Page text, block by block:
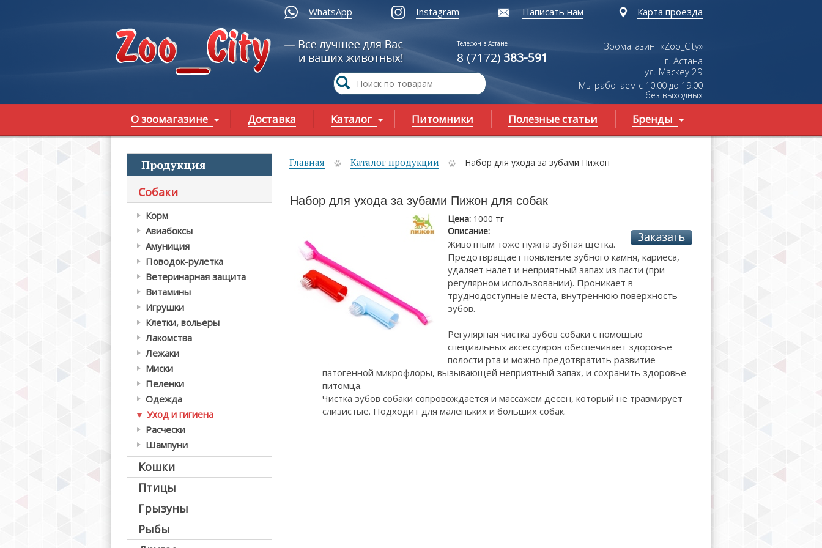
WhatsApp Instagram Написать нам Карта проезда
Телефон в Астане
8 (7172) 383-591
Зоомагазин «Zoo_City»
г. Астана
ул. Маскеу29
Мы работаем с 10:00 до 19:00
без выходных
О зоомагазине Доставка Каталог Питомники Полезные статьи Бренды
Продукция
Собаки
Корм
Авиабоксы
Амуниция
Поводок-рулетка
Ветеринарная защита
Витамины
Игрушки
Клетки, вольеры
Лакомства
Лежаки
Миски
Пеленки
Одежда
Уход и гигиена
Расчески
Шампуни
Кошки
Птицы
Грызуны
Рыбы
Вы здесь
Главная Каталог продукции Набор для ухода за зубами Пижон
Набор для ухода за зубами Пижон для собак
Цена: 1000 тг
Описание:
Животным тоже нужна зубная щетка.
Предотвращает появление зубного камня, кариеса,
удаляет налет и неприятный запах из пасти (при
регулярном использовании). Проникает в
труднодоступные места, внутреннюю поверхность
зубов.
Регулярная чистка зубов собаки с помощью
специальных аксессуаров обеспечивает здоровье
полости рта и можно предотвратить развитие
патогенной микрофлоры, вызывающей неприятный запах, и сохранить здоровье
питомца.
Чистка зубов собаки сопровождается и массажем десен, который не травмирует
слизистые. Подходит для маленьких и больших собак.